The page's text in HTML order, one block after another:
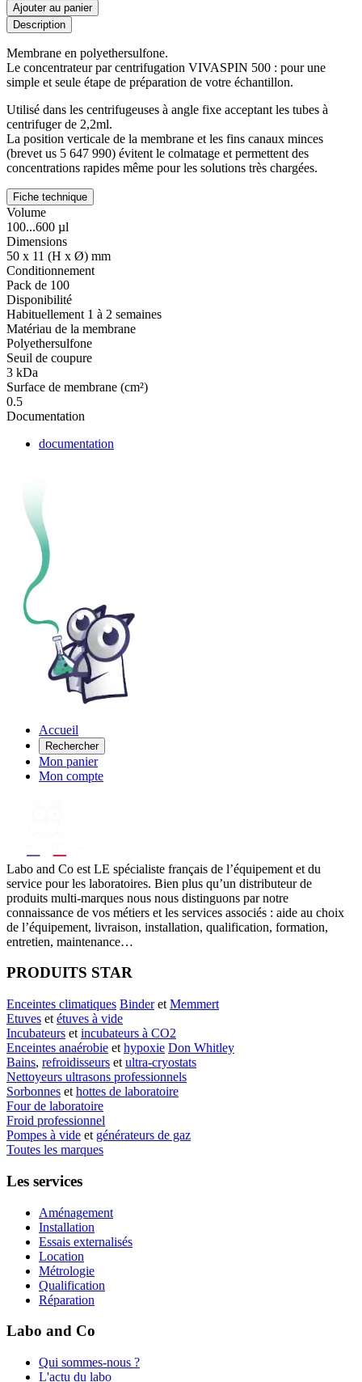
Ajouter au panier
Description
Membrane en polyethersulfone.
Le concentrateur par centrifugation VIVASPIN 500 : pour une
simple et seule étape de préparation de votre échantillon.
Utilisé dans les centrifugeuses à angle fixe acceptant les tubes à
centrifuger de 2,2ml.
La position verticale de la membrane et les fins canaux minces
(brevet us 5 647 990) évitent le colmatage et permettent des
concentrations rapides même pour les solutions très chargées.
Fiche technique
Volume
100...600 µl
Dimensions
50 x 11 (H x Ø) mm
Conditionnement
Pack de 100
Disponibilité
Habituellement 1 à 2 semaines
Matériau de la membrane
Polyethersulfone
Seuil de coupure
3 kDa
Surface de membrane (cm²)
0.5
Documentation
documentation
Accueil
Rechercher
Mon panier
Mon compte
Labo and Co est LE spécialiste français de l’équipement et du
service pour les laboratoires. Bien plus qu’un distributeur de
produits multi-marques nous nous distinguons par notre
connaissance de vos métiers et les services associés : aide au choix
de l’équipement, livraison, installation, qualification, formation,
entretien, maintenance…
PRODUITS STAR
Enceintes climatiques Binderet Memmert
Etuves et étuves à vide
Incubateurs et incubateurs à CO2
Enceintes anaérobie et hypoxie Don Whitley
Bains, refroidisseurs et ultra-cryostats
Nettoyeurs ultrasons professionnels
Sorbonnes et hottes de laboratoire
Four de laboratoire
Froid professionnel
Pompes à vide et générateurs de gaz
Toutes les marques
Les services
Aménagement
Installation
Essais externalisés
Location
Métrologie
Qualification
Réparation
Labo and Co
Qui sommes-nous ?
L'actu du labo